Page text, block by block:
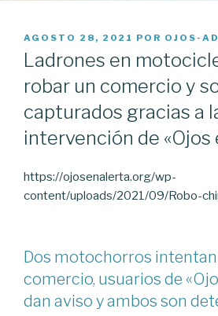
PUBLICADO
EL
AGOSTO 28, 2021 POR OJOS-
Ladrones en
robar un comercio y
capturados gracias a
intervención de «Ojos
https://ojosenalerta.org/wp-
content/uploads/2021/09/Robo-
Dos motochorros
comercio, usuarios de
dan aviso y ambos son